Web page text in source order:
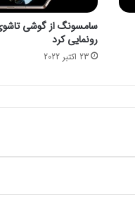
سامسونگ از گوشی
رونمایی کرد
23 اکتبر 2022